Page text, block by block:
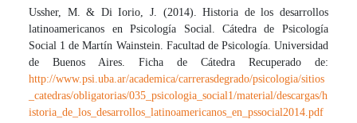
Ussher, M. & Di Iorio, J. (2014). Historia de los desarrollos
latinoamericanos en Psicología Social. Cátedra de Psicología
Social 1 de Martín Wainstein. Facultad de Psicología. Universidad
de Buenos Aires. Ficha de Cátedra Recuperado de:
http://www.psi.uba.ar/academica/carrerasdegrado/psicologia/sitios
_catedras/obligatorias/035_psicologia_social1/material/descargas/h
istoria_de_los_desarrollos_latinoamericanos_en_pssocial2014.pdf